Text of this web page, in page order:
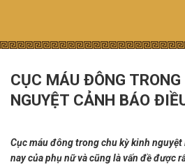
content
CỤC MÁU ĐÔNG
NGUYỆT CẢNH BÁO
Cục máu đông trong chu kỳ kinh
nay của phụ nữ và cũng là vấn đề được